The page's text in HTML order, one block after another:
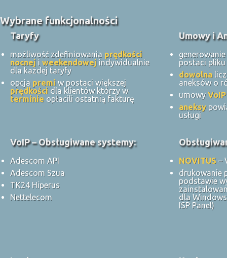
Wybrane funkcjonalności
Taryfy
możliwość zdefiniowania prędkości
nocnej i weekendowej indywidualnie
dla każdej taryfy
opcja premi w postaci większej
prędkości dla klientów którzy w
terminie opłacili ostatnią fakturę
Umowy i
generowanie
postaci pliku
dowolna
aneksów o
umowyVoIP
aneksy
usługi
VoIP – Obsługiwane systemy:
Adescom API
Adescom Szua
TK24 Hiperus
Nettelecom
NOVITUS –
drukowanie
podstawie
dla
ISP Panel)